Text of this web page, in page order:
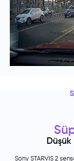
Sony STARVIS 2